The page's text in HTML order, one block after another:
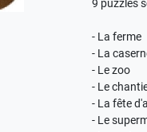
9 puzzles
- La ferme
- La
- Le zoo
- Le
- La fête
- Le